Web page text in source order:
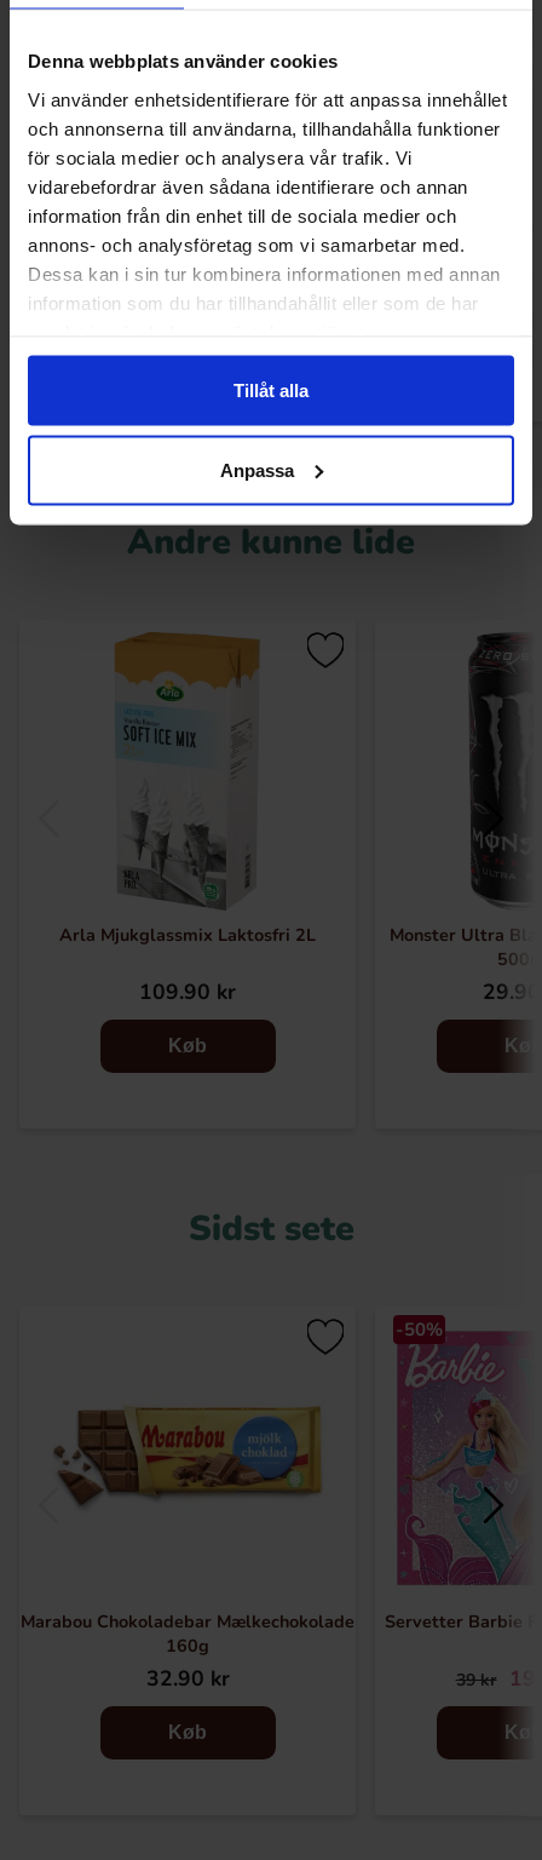
Denna webbplats använder cookies
Vi använder enhetsidentifierare för att anpassa innehållet
och annonserna till användarna, tillhandahålla funktioner
för sociala medier och analysera vår trafik. Vi
vidarebefordrar även sådana identifierare och annan
information från din enhet till de sociala medier och
annons- och analysföretag som vi samarbetar med.
Dessa kan i sin tur kombinera informationen med annan
information som du har tillhandahållit eller som de har
Tillåt alla
Anpassa
Stranger Things Toaster Tarts Chocolate
& Red Cherry 280g
79.90 kr 24.90 kr
Goldfish
Andre kunne lide
Arla Mjukglassmix Laktosfri 2L
109.90 kr
Køb
Monster Ultra
Køb
Sidst sete
Marabou Chokoladebar Mælkechokolade
160g
32.90 kr
Køb
-50%
Servetter Barbie
39 kr
Køb